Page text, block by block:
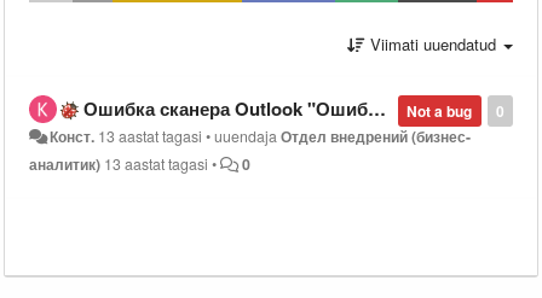
Viimati uuendatud
0
Not a bug
Ошибка сканера Outlook "Ошибка в методе..."
Конст. 13 aastat tagasi •uuendajaОтдел внедрений (бизнес-
аналитик) 13 aastat tagasi • 0